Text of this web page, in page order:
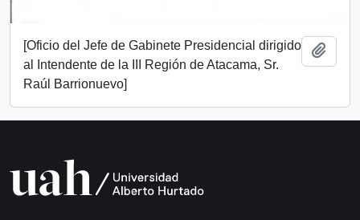
[Oficio del Jefe de Gabinete Presidencial dirigido
al Intendente de la III Región de Atacama, Sr.
Raúl Barrionuevo]